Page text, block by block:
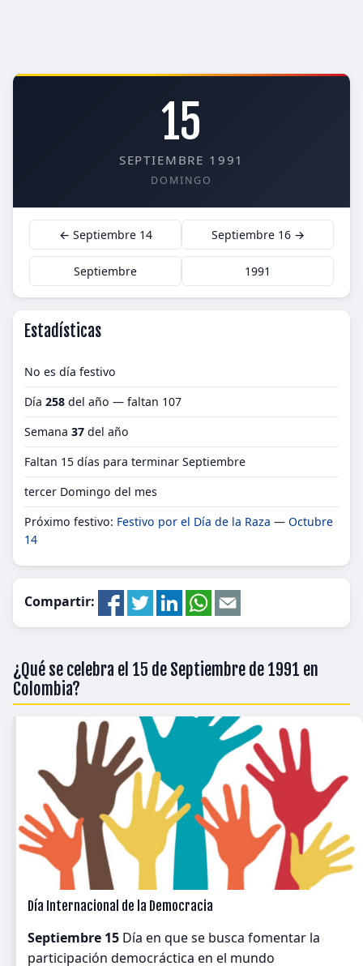
15
SEPTIEMBRE 1991
DOMINGO
← Septiembre 14 Septiembre 16 →
Septiembre 1991
Estadísticas
No es día festivo
Día 258 del año — faltan 107
Semana 37 del año
Faltan 15 días para terminar Septiembre
tercer Domingo del mes
Próximo festivo: Festivo por el Día de la Raza — Octubre
14
Compartir:
¿Qué se celebra el 15 de Septiembre de 1991 en
Colombia?
Día Internacional de la Democracia
Septiembre 15 Día en que se busca fomentar la
participación democráctica en el mundo